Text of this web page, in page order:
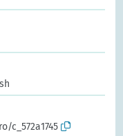
c_572a1745